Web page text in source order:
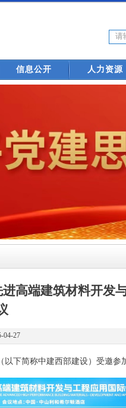
信息公开 人力资源
高端建筑材料开发
04-27
下简称中建西部建设）受邀参